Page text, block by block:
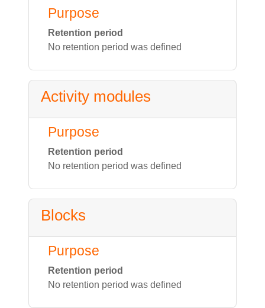
Purpose
Retention period
No retention period was defined
Activity modules
Purpose
Retention period
No retention period was defined
Blocks
Purpose
Retention period
No retention period was defined